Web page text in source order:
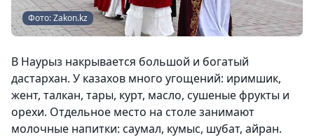
Фото: Zakon.kz
В Наурыз накрывается большой и богатый
дастархан. У казахов много угощений: иримшик,
жент, талкан, тары, курт, масло, сушеные фрукты и
орехи. Отдельное место на столе занимают
молочные напитки: саумал, кумыс, шубат, айран.